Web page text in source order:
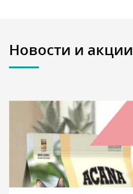
Новости и акции